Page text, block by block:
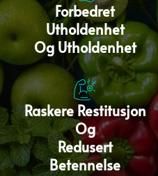
Forbedret
Utholdenhet
Og Utholdenhet
Raskere Restitusjon
Og
Redusert
Betennelse